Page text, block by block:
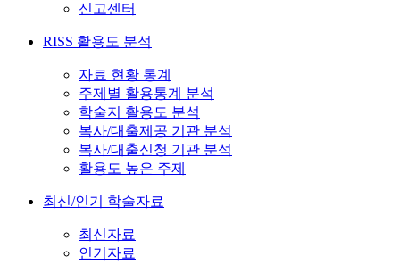
신고센터
RISS 활용도 분석
자료 현황 통계
주제별 활용통계 분석
학술지 활용도 분석
복사/대출제공 기관 분석
복사/대출신청 기관 분석
활용도 높은 주제
최신/인기 학술자료
최신자료
인기자료